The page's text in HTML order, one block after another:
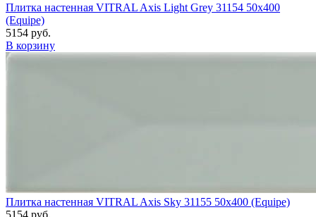
Плитка настенная VITRAL Axis Light Grey 31154 50x400
(Equipe)
5154 руб.
В корзину
Плитка настенная VITRAL Axis Sky 31155 50x400 (Equipe)
5154 руб.